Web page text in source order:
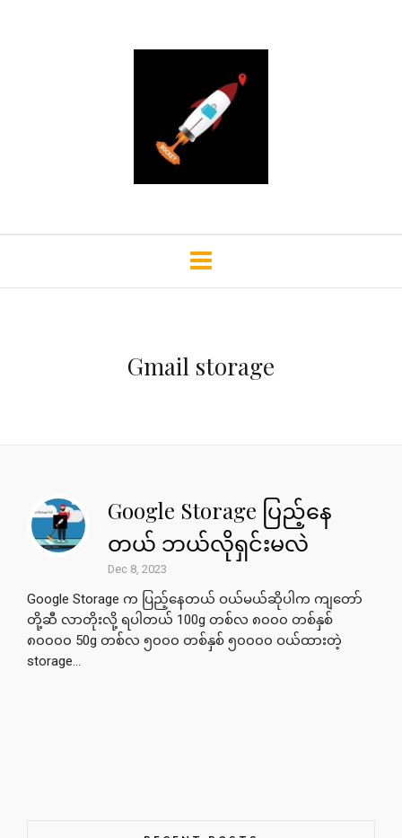
Gmail storage
Google Storage ပြည့်နေ
တယ် ဘယ်လိုရှင်းမလဲ
Dec 8, 2023
Google Storage က ပြည့်နေတယ် ဝယ်မယ်ဆိုပါက ကျတော်
တို့ဆီ လာတိုးလို့ ရပါတယ် 100g တစ်လ ၈၀၀၀ တစ်နှစ်
၈၀၀၀၀ 50g တစ်လ ၅၀၀၀ တစ်နှစ် ၅၀၀၀၀ ဝယ်ထားတဲ့
storage...